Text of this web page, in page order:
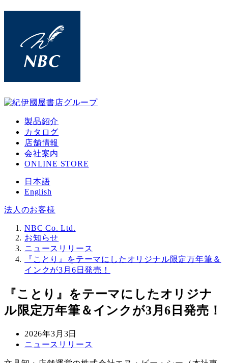
へ
製品紹介
カタログ
店舗情報
会社案内
ONLINE STORE
日本語
English
法人のお客様
NBC Co. Ltd.
お知らせ
ニュースリリース
『ことり』をテーマにしたオリジナル限定万年筆＆
インクが3月6日発売！
『ことり』をテーマにしたオリジナ
ル限定万年筆＆インクが3月6日発売！
投
稿
2026年3月3日
カ
ニュースリリース